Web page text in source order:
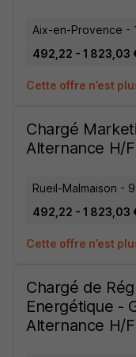
Aix-en-Provence -
492,22 - 1 823,03
Cette offre n’est
Chargé
Alternance H/F
Rueil-Malmaison -
492,22 - 1 823,03
Cette offre n’est
Chargé de
Energétique -
Alternance H/F